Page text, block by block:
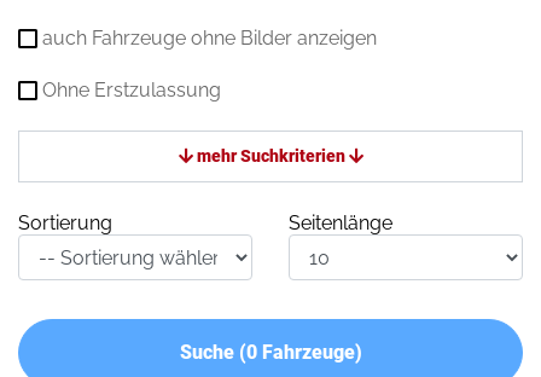
auch Fahrzeuge ohne Bilder anzeigen
Ohne Erstzulassung
mehr Suchkriterien
Sortierung Seitenlänge
Suche (0Fahrzeuge)